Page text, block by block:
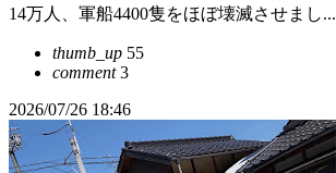
14万人、軍船4400隻をほぼ壊滅させまし...
thumb_up 55
comment3
2026/07/26 18:46